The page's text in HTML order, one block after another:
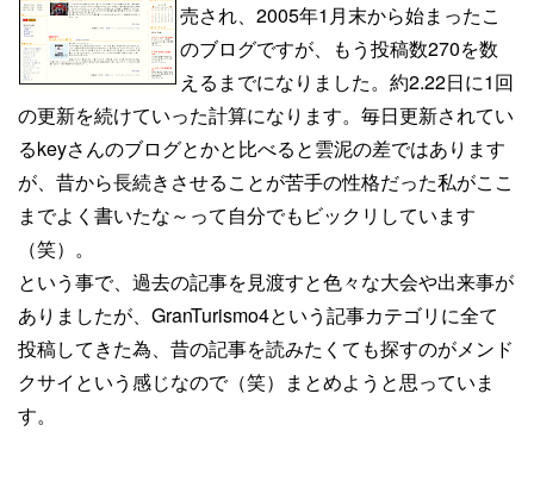
売され、2005年1月末から始まったこ
のブログですが、もう投稿数270を数
えるまでになりました。約2.22日に1回
の更新を続けていった計算になります。毎日更新されてい
るkeyさんのブログとかと比べると雲泥の差ではあります
が、昔から長続きさせることが苦手の性格だった私がここ
までよく書いたな～って自分でもビックリしています
（笑）。
という事で、過去の記事を見渡すと色々な大会や出来事が
ありましたが、GranTurismo4という記事カテゴリに全て
投稿してきた為、昔の記事を読みたくても探すのがメンド
クサイという感じなので（笑）まとめようと思っていま
す。